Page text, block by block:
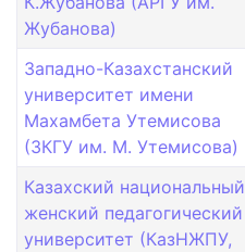
Жубанова)
Западно-Казахстанский
университет имени
Махамбета Утемисова
(ЗКГУ им. М. Утемисова)
Казахский национальный
женский педагогический
университет (КазНЖПУ,